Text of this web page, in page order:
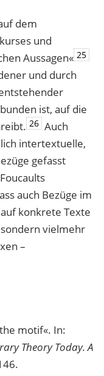
dem
und
Aussagen« 25
und durch
ist, auf die
26 Auch
intertextuelle,
gefasst
auch Bezüge im
konkrete Texte
vielmehr
–
motif«. In:
Theory Today. A